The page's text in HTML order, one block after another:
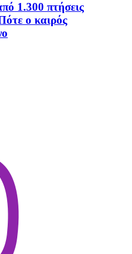
1.300 πτήσεις
ο καιρός